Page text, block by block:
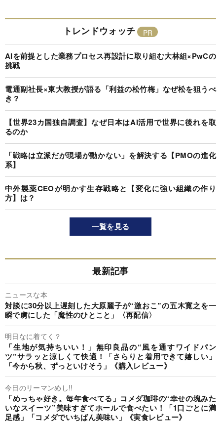
トレンドウォッチ
AIを前提とした業務プロセス再設計に取り組む大林組×PwCの
挑戦
電通副社長×東大教授が語る「利益の松竹梅」なぜ松を狙うべ
き？
【世界23カ国独自調査】なぜ日本はAI活用で世界に後れを取
るのか
「戦略は立派だが現場が動かない」を解決する【PMOの進化
系】
中外製薬CEOが明かす生存戦略と【変化に強い組織の作り
方】は？
一覧を見る
最新記事
ニュースな本
対談に30分以上遅刻した大原麗子が“激おこ”の五木寛之を一
瞬で虜にした「魔性のひとこと」〈再配信〉
明日なに着てく？
「生地が気持ちいい！」無印良品の“風を通すワイドパン
ツ”サラッと涼しくて快適！「さらりと着用できて嬉しい」
「今から秋、ずっといけそう」《購入レビュー》
今日のリーマンめし!!
「めっちゃ好き。毎年食べてる」コメダ珈琲の“幸せの塊みた
いなスイーツ”美味すぎてホールで食べたい！「1口ごとに満
足感」「コメダでいちばん美味い」《実食レビュー》